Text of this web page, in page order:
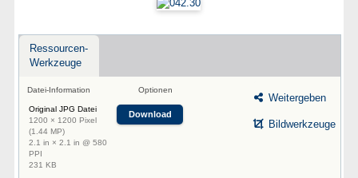
Ressourcen-
Werkzeuge
Datei-Information Optionen
Original JPG Datei
1200 × 1200 Pixel
(1.44 MP)
2.1 in × 2.1 in @ 580
PPI
231 KB
Download
Weitergeben
Bildwerkzeuge